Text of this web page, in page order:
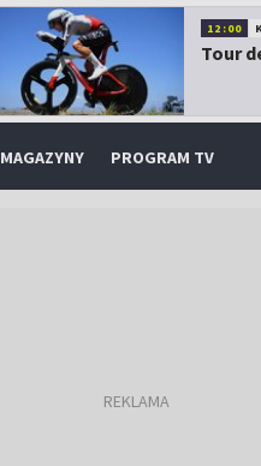
12:00
Tour
MAGAZYNY PROGRAM TV